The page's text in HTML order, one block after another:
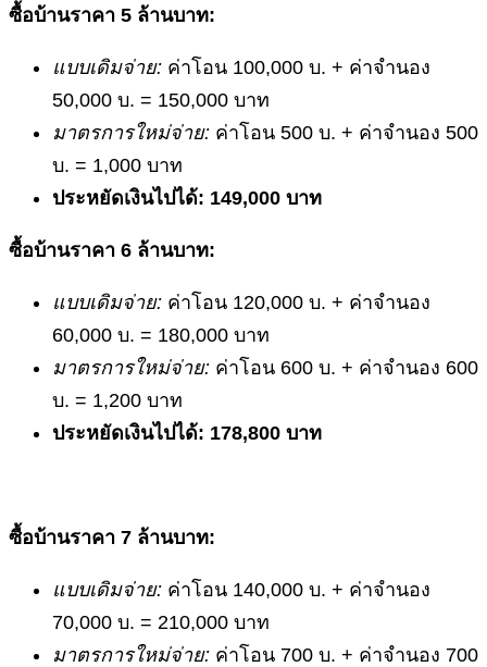
ซื้อบ้านราคา 5 ล้านบาท:
แบบเดิมจ่าย: ค่าโอน 100,000 บ. + ค่าจำนอง
50,000 บ. = 150,000 บาท
มาตรการใหม่จ่าย: ค่าโอน 500 บ. + ค่าจำนอง 500
บ. = 1,000 บาท
ประหยัดเงินไปได้: 149,000 บาท
ซื้อบ้านราคา 6 ล้านบาท:
แบบเดิมจ่าย: ค่าโอน 120,000 บ. + ค่าจำนอง
60,000 บ. = 180,000 บาท
มาตรการใหม่จ่าย: ค่าโอน 600 บ. + ค่าจำนอง 600
บ. = 1,200 บาท
ประหยัดเงินไปได้: 178,800 บาท
ซื้อบ้านราคา 7 ล้านบาท:
แบบเดิมจ่าย: ค่าโอน 140,000 บ. + ค่าจำนอง
70,000 บ. = 210,000 บาท
มาตรการใหม่จ่าย: ค่าโอน 700 บ. + ค่าจำนอง 700